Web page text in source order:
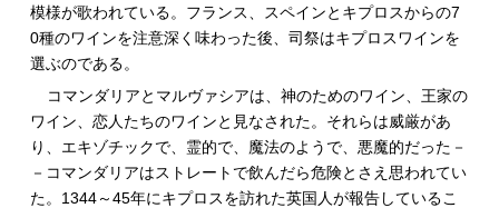
模様が歌われている。フランス、スペインとキプロスからの7
0種のワインを注意深く味わった後、司祭はキプロスワインを
選ぶのである。
コマンダリアとマルヴァシアは、神のためのワイン、王家の
ワイン、恋人たちのワインと見なされた。それらは威厳があ
り、エキゾチックで、霊的で、魔法のようで、悪魔的だった－
－コマンダリアはストレートで飲んだら危険とさえ思われてい
た。1344～45年にキプロスを訪れた英国人が報告しているこ